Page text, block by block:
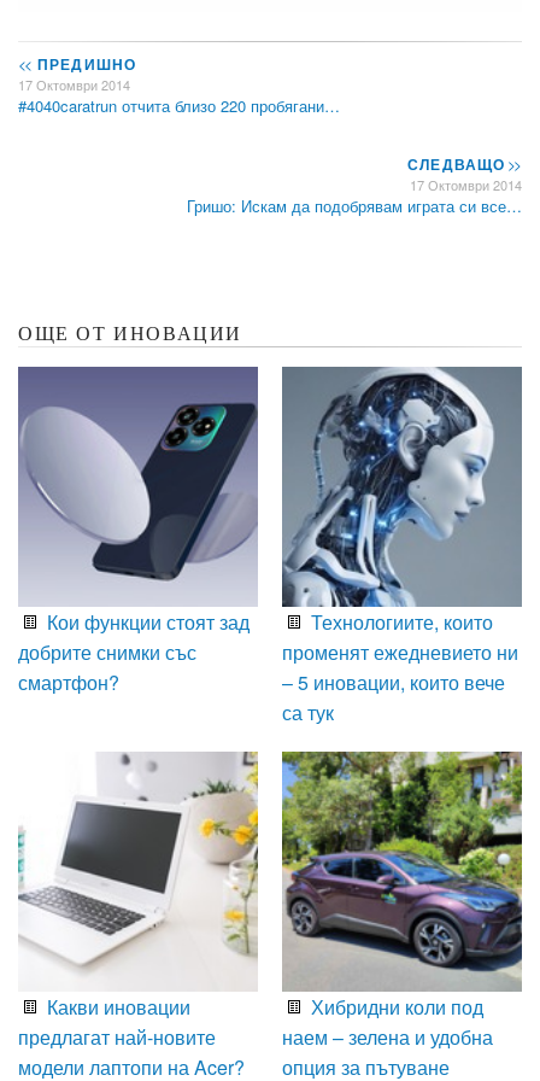
<< ПРЕДИШНО
17 Октомври 2014
#4040caratrun отчита близо 220 пробягани…
СЛЕДВАЩО>>
17 Октомври 2014
Гришо: Искам да подобрявам играта си все…
ОЩЕ ОТ ИНОВАЦИИ
Кои функции стоят зад
добрите снимки със
смартфон?
Технологиите, които
променят ежедневието ни
– 5 иновации, които вече
са тук
Какви иновации
предлагат най-новите
модели лаптопи на Acer?
Хибридни коли под
наем – зелена и удобна
опция за пътуване